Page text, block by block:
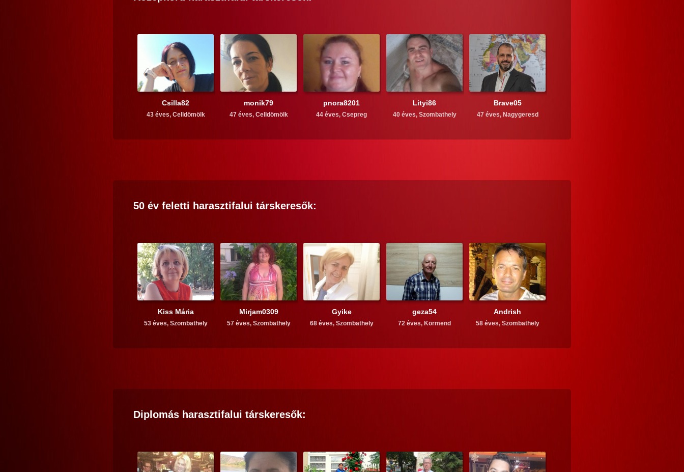
Csilla82
43 éves, Celldömölk
monik79
47 éves, Celldömölk
pnora8201
44 éves, Csepreg
Lityi86
40 éves, Szombathely
Brave05
47 éves, Nagygeresd
50 év feletti harasztifalui társkeresők:
Kiss Mária
53 éves, Szombathely
Mirjam0309
57 éves, Szombathely
Gyike
68 éves, Szombathely
geza54
72 éves, Körmend
Andrish
58 éves, Szombathely
Diplomás harasztifalui társkeresők: